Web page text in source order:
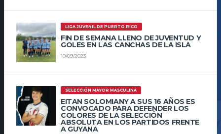
LIGA JUVENIL DE PUERTO RICO
FIN DE SEMANA LLENO DE JUVENTUD Y
GOLES EN LAS CANCHAS DE LA ISLA
10/09/2023
SELECCIÓN MAYOR MASCULINA
EITAN SOLOMIANY A SUS 16 AÑOS ES
CONVOCADO PARA DEFENDER LOS
COLORES DE LA SELECCIÓN
ABSOLUTA EN LOS PARTIDOS FRENTE
A GUYANA